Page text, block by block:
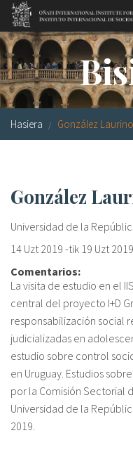
Skip to main content
LSNE
en
fr
Hasiera González
González
Universidad de la
14 Uzt 2019 -tik 19 Uzt 2019
Comentarios:
La visita de estudio en el
central del proyecto I+D
responsabilización social
judicializadas en
estudio sobre control
en Uruguay. Estudios
por la Comisión Sectorial
Universidad de la
2019.